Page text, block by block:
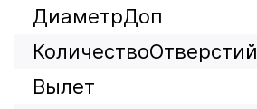
ДиаметрДоп
КоличествоОтверстий
Вылет